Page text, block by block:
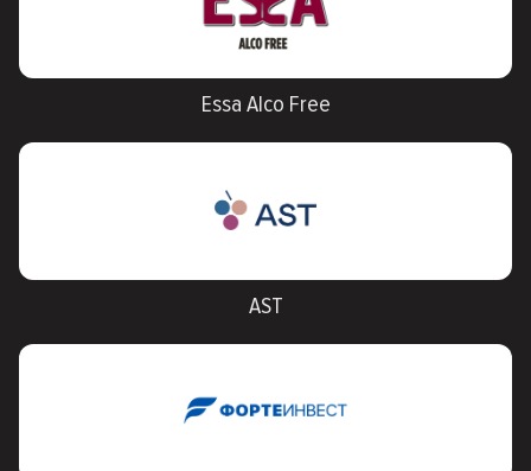
Essa Alco Free
AST